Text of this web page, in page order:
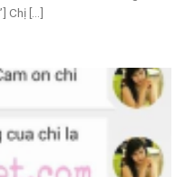
Chị [...]